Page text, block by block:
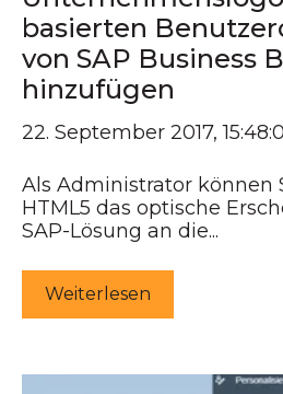
basierten
von SAP Business
hinzufügen
22. September 2017,
Als Administrator können
HTML5 das optische
SAP-Lösung an die...
Weiterlesen